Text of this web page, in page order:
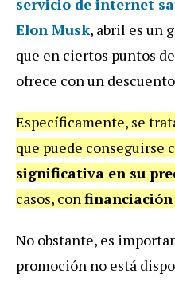
servicio de internet
Elon Musk, abril es un
que en ciertos puntos
ofrece con un
Específicamente, se
que puede conseguirse
significativa en su
casos, con
No obstante, es
promoción no está